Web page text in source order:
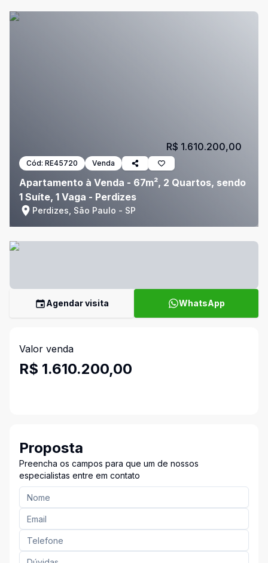
Cód: RE45720 Venda
Apartamento à Venda - 67m², 2 Quartos, sendo
1 Suíte, 1 Vaga - Perdizes
Perdizes, São Paulo - SP
R$ 1.610.200,00
Agendar visita WhatsApp
Valor venda
R$ 1.610.200,00
Proposta
Preencha os campos para que um de nossos
especialistas entre em contato